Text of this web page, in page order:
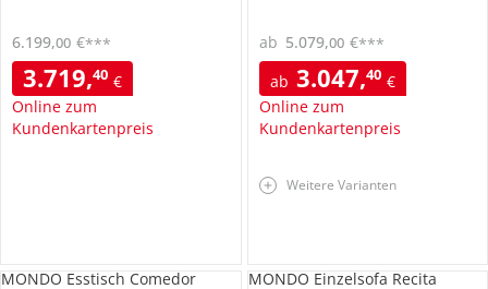
3.719,40 €
Online zum
Kundenkartenpreis
6.199,00 €***
ab 3.047,40 €
Online zum
Kundenkartenpreis
ab 5.079,00 €***
Weitere Varianten
MONDO Esstisch Comedor MONDO Einzelsofa Recita